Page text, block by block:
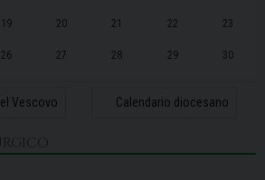
19 20 21 22 23
26 27 28 29 30
Vescovo Calendario diocesano